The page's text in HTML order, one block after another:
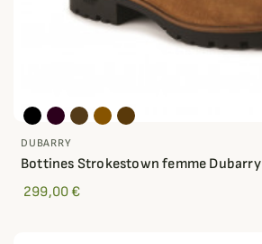
DUBARRY
Bottines Strokestown femme Dubarry
299,00 €